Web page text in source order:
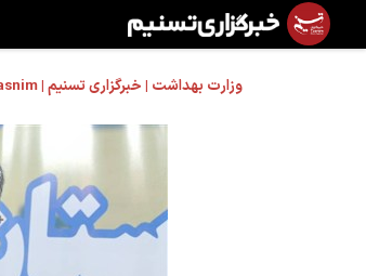
وزارت بهداشت | خبرگزاری تسنیم | Tasnim